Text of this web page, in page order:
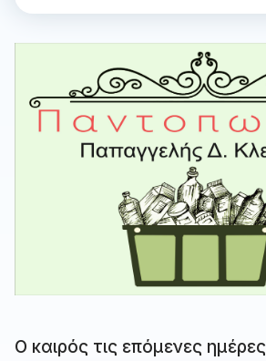
Ο καιρός τις επόμενες ημέρες